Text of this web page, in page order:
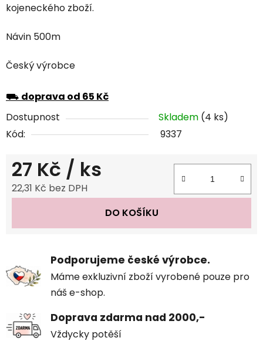
kojeneckého zboží.
Návin 500m
Český výrobce
⛟ doprava od 65 Kč
Dostupnost
Skladem (4 ks)
Kód:
9337
27 Kč / ks
22,31 Kč bez DPH
DO KOŠÍKU
Podporujeme české výrobce.
Máme exkluzivní zboží vyrobené pouze pro
náš e-shop.
Doprava zdarma nad 2000,-
Vždycky potěší